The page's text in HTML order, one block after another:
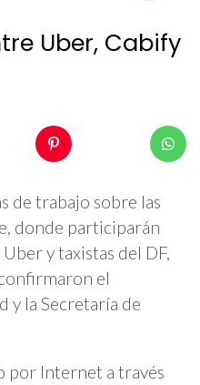
Uber, Cabify
de trabajo sobre las
donde participarán
y taxistas del DF,
el
y la Secretaría de
por Internet a través